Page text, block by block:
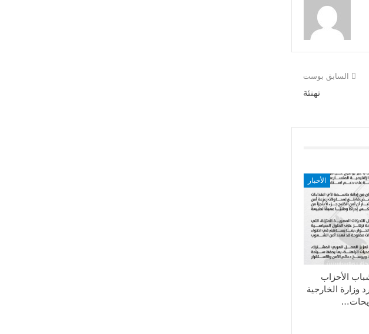
السابق بوست
تهنئة
الأخبار
الأحزاب
وزارة الخارجية